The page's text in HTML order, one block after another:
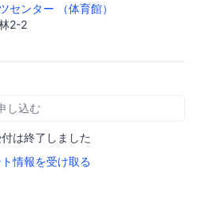
センター （体育館）
2-2
し込む
は終了しました
情報を受け取る